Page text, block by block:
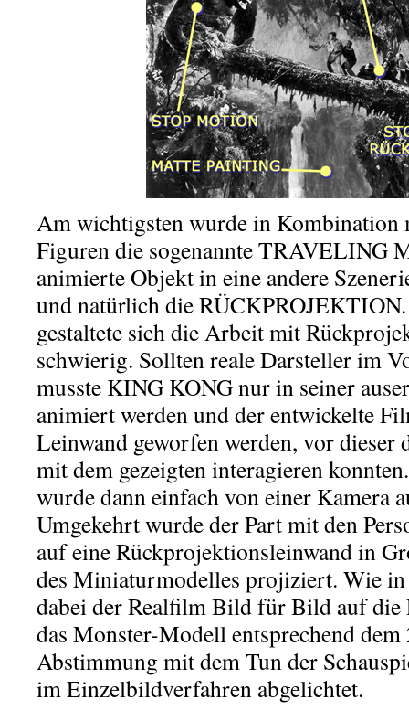
Am wichtigsten wurde in
Figuren die sogenannte TRAVELING
animierte Objekt in eine andere
und natürlich die
gestaltete sich die Arbeit mit
schwierig. Sollten reale Darsteller im
musste KING KONG nur in seiner
animiert werden und der entwickelte
Leinwand geworfen werden, vor dieser
mit dem gezeigten interagieren
wurde dann einfach von einer Kamera
Umgekehrt wurde der Part mit den
auf eine Rückprojektionsleinwand in
des Miniaturmodelles projiziert. Wie
dabei der Realfilm Bild für Bild auf die
das Monster-Modell entsprechend
Abstimmung mit dem Tun der
im Einzelbildverfahren abgelichtet.